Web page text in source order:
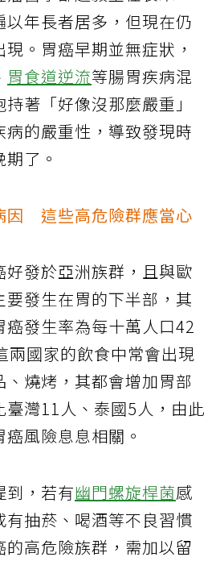
年長者居多，但現在仍
。胃癌早期並無症狀，
胃食道逆流等腸胃疾病混
著「好像沒那麼嚴重」
的嚴重性，導致發現時
了。
因 這些高危險群應當心
好發於亞洲族群，且與歐
發生在胃的下半部，其
癌發生率為每十萬人口42
兩國家的飲食中常會出現
燒烤，其都會增加胃部
灣11人、泰國5人，由此
風險息息相關。
到，若有幽門螺旋桿菌感
抽菸、喝酒等不良習慣
高危險族群，需加以留